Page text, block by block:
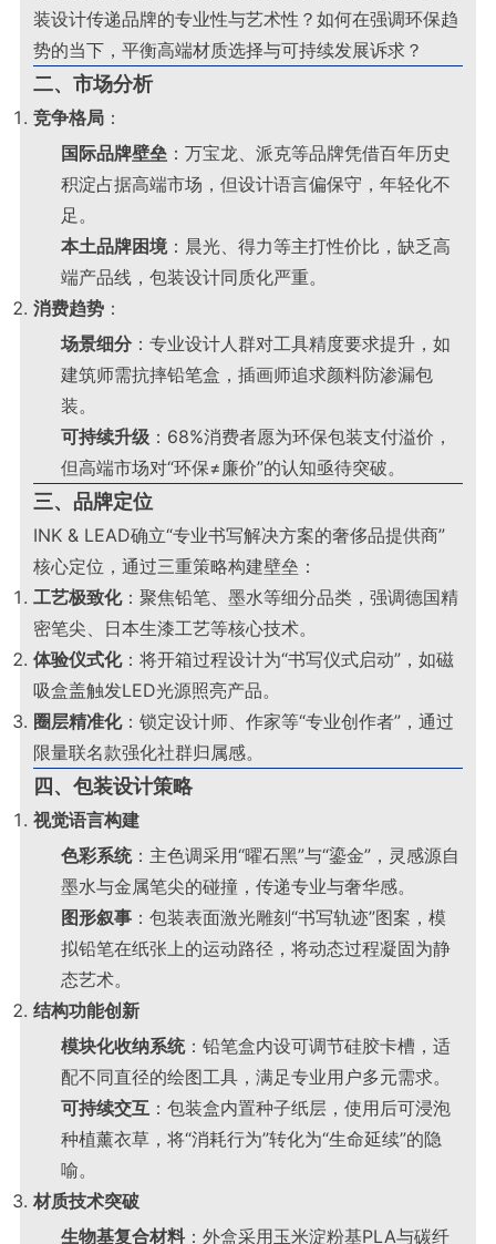
装设计传递品牌的专业性与艺术性？如何在强调环保趋
势的当下，平衡高端材质选择与可持续发展诉求？
二、市场分析
竞争格局 ：
国际品牌壁垒 ：万宝龙、派克等品牌凭借百年历史
积淀占据高端市场，但设计语言偏保守，年轻化不
足。
本土品牌困境：晨光、得力等主打性价比，缺乏高
端产品线，包装设计同质化严重。
消费趋势 ：
场景细分 ：专业设计人群对工具精度要求提升，如
建筑师需抗摔铅笔盒，插画师追求颜料防渗漏包
装。
可持续升级 ：68%消费者愿为环保包装支付溢价，
但高端市场对“环保≠廉价”的认知亟待突破。
三、品牌定位
INK & LEAD确立“专业书写解决方案的奢侈品提供商”
核心定位，通过三重策略构建壁垒：
工艺极致化：聚焦铅笔、墨水等细分品类，强调德国精
密笔尖、日本生漆工艺等核心技术。
体验仪式化：将开箱过程设计为“书写仪式启动”，如磁
吸盒盖触发LED光源照亮产品。
圈层精准化：锁定设计师、作家等“专业创作者”，通过
限量联名款强化社群归属感。
四、包装设计策略
视觉语言构建
色彩系统：主色调采用“曜石黑”与“鎏金”，灵感源自
墨水与金属笔尖的碰撞，传递专业与奢华感。
图形叙事 ：包装表面激光雕刻“书写轨迹”图案，模
拟铅笔在纸张上的运动路径，将动态过程凝固为静
态艺术。
结构功能创新
模块化收纳系统：铅笔盒内设可调节硅胶卡槽，适
配不同直径的绘图工具，满足专业用户多元需求。
可持续交互 ：包装盒内置种子纸层，使用后可浸泡
种植薰衣草，将“消耗行为”转化为“生命延续”的隐
喻。
材质技术突破
生物基复合材料：外盒采用玉米淀粉基PLA与碳纤